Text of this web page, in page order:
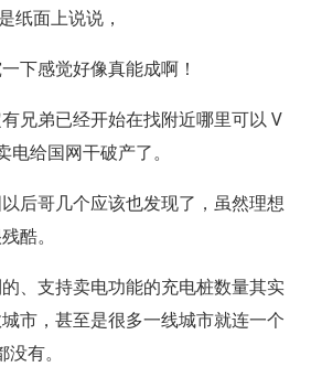
纸面上说说，
下感觉好像真能成啊！
兄弟已经开始在找附近哪里可以 V
给国网干破产了。
后哥几个应该也发现了，虽然理想
酷。
、支持卖电功能的充电桩数量其实
市，甚至是很多一线城市就连一个
有。